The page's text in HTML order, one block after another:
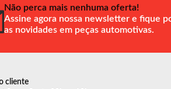
Não perca mais nenhuma oferta!
Assine agora nossa newsletter e fique
as novidades em peças automotivas.
cliente